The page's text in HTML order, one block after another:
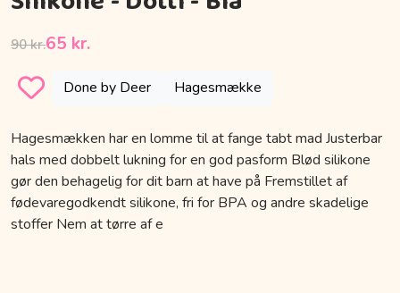
90 kr.65 kr.
Done by Deer Hagesmække
Hagesmækken har en lomme til at fange tabt mad Justerbar
hals med dobbelt lukning for en god pasform Blød silikone
gør den behagelig for dit barn at have på Fremstillet af
fødevaregodkendt silikone, fri for BPA og andre skadelige
stoffer Nem at tørre af e